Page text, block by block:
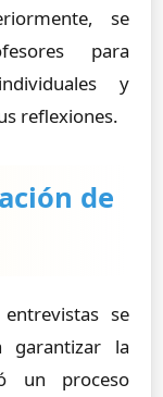
se
para
y
reflexiones.
de
se
garantizar la
un proceso